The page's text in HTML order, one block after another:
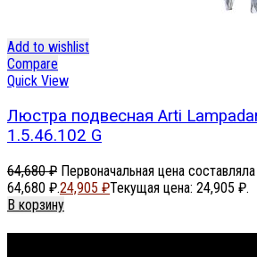
Add to wishlist
Compare
Quick View
Люстра подвесная Arti
1.5.46.102 G
64,680₽ Первоначальная цена составляла
64,680 ₽.24,905 ₽Текущая цена: 24,905 ₽.
В корзину